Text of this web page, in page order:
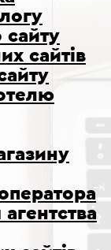
сайту
сайтів